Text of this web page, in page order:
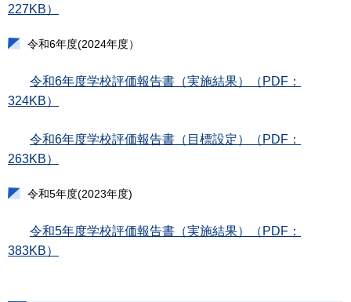
227KB）
令和6年度(2024年度）
令和6年度学校評価報告書（実施結果）（PDF：
324KB）
令和6年度学校評価報告書（目標設定）（PDF：
263KB）
令和5年度(2023年度)
令和5年度学校評価報告書（実施結果）（PDF：
383KB）